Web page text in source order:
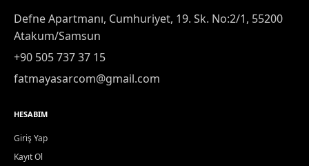
Defne Apartmanı, Cumhuriyet, 19. Sk. No:2/1, 55200
Atakum/Samsun
+90 505 737 37 15
fatmayasarcom@gmail.com
HESABIM
Giriş Yap
Kayıt Ol